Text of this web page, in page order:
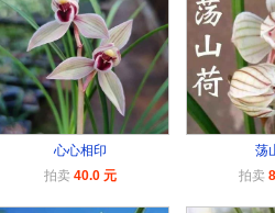
心心相印
拍卖 40.0 元
荡
拍卖